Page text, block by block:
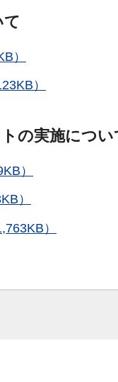
）
）
の実施につい
）
）
）